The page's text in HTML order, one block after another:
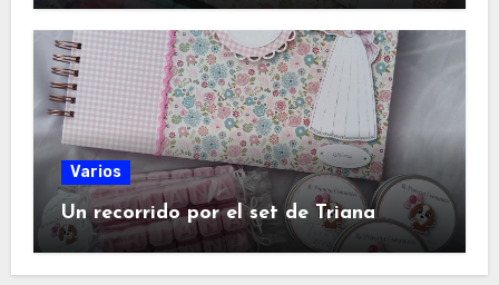
Varios
Un recorrido por el set de Triana